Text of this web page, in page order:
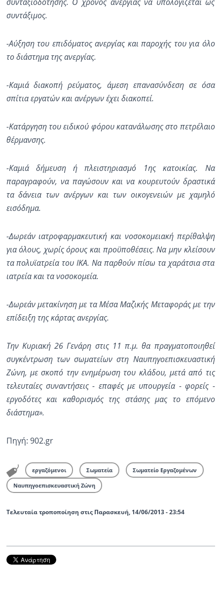
συντάξιμος.
-Αύξηση του επιδόματος ανεργίας και παροχής του για όλο
το διάστημα της ανεργίας.
-Καμιά διακοπή ρεύματος, άμεση επανασύνδεση σε όσα
σπίτια εργατών και ανέργων έχει διακοπεί.
-Κατάργηση του ειδικού φόρου κατανάλωσης στο πετρέλαιο
θέρμανσης.
-Καμιά δήμευση ή πλειστηριασμό 1ης κατοικίας. Να
παραγραφούν, να παγώσουν και να κουρευτούν δραστικά
τα δάνεια των ανέργων και των οικογενειών με χαμηλό
εισόδημα.
-Δωρεάν ιατροφαρμακευτική και νοσοκομειακή περίθαλψη
για όλους, χωρίς όρους και προϋποθέσεις. Να μην κλείσουν
τα πολυϊατρεία του ΙΚΑ. Να παρθούν πίσω τα χαράτσια στα
ιατρεία και τα νοσοκομεία.
-Δωρεάν μετακίνηση με τα Μέσα Μαζικής Μεταφοράς με την
επίδειξη της κάρτας ανεργίας.
Την Κυριακή 26 Γενάρη στις 11 π.μ. θα πραγματοποιηθεί
συγκέντρωση των σωματείων στη Ναυπηγοεπισκευαστική
Ζώνη, με σκοπό την ενημέρωση του κλάδου, μετά από τις
τελευταίες συναντήσεις - επαφές με υπουργεία - φορείς -
εργοδότες και καθορισμός της στάσης μας το επόμενο
διάστημα».
Πηγή: 902.gr
εργαζόμενοι Σωματεία Σωματείο Εργαζομένων
Ναυπηγοεπισκευαστική Ζώνη
Τελευταία τροποποίηση στις Παρασκευή, 14/06/2013 - 23:54